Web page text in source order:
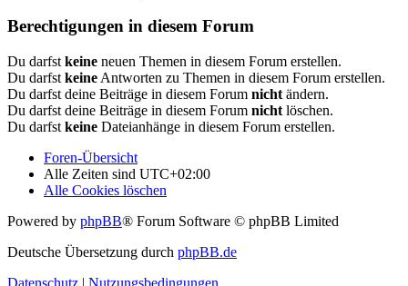
Berechtigungen in diesem Forum
Du darfst keine neuen Themen in diesem Forum erstellen.
Du darfst keine Antworten zu Themen in diesem Forum erstellen.
Du darfst deine Beiträge in diesem Forum nicht ändern.
Du darfst deine Beiträge in diesem Forum nicht löschen.
Du darfst keine Dateianhänge in diesem Forum erstellen.
Foren-Übersicht
Alle Zeiten sind UTC+02:00
Alle Cookies löschen
Powered by phpBB® Forum Software © phpBB Limited
Deutsche Übersetzung durch phpBB.de
Datenschutz | Nutzungsbedingungen